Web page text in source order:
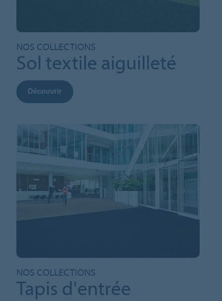
NOS COLLECTIONS
Sol textile aiguilleté
Découvrir
NOS COLLECTIONS
Tapis d'entrée